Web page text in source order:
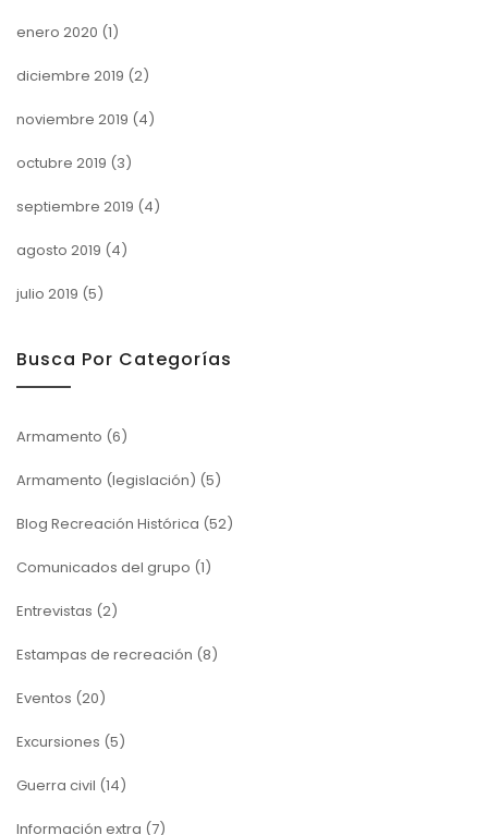
enero 2020 (1)
diciembre 2019 (2)
noviembre 2019 (4)
octubre 2019 (3)
septiembre 2019 (4)
agosto 2019 (4)
julio 2019 (5)
Busca Por Categorías
Armamento (6)
Armamento (legislación) (5)
Blog Recreación Histórica (52)
Comunicados del grupo (1)
Entrevistas (2)
Estampas de recreación (8)
Eventos (20)
Excursiones (5)
Guerra civil (14)
Información extra (7)